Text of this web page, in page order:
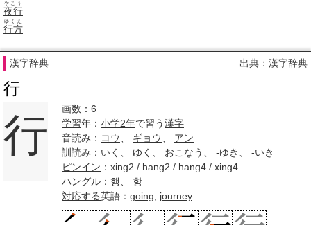
夜行
やこう
行方
ゆくえ
漢字辞典 出典：漢字辞典
行
行
画数：6
学習年： 小学2年で習う漢字
音読み： コウ ギョウ
アン
訓読み：いく、 ゆく、 おこなう、 -ゆき、 -いき
ピンイン ：xing2 / hang2 / hang4 / xing4
ハングル ：행、 항
対応する英語： going journey